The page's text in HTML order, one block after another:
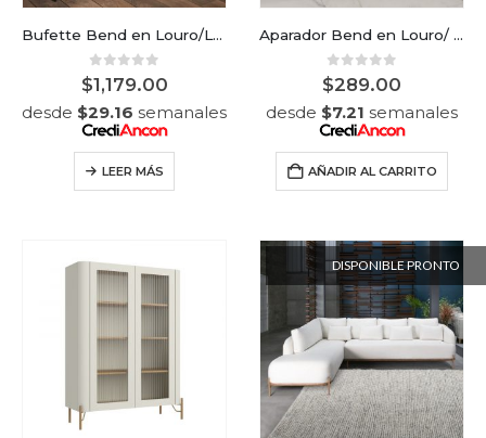
Bufette Bend en Louro/Luna puertas mimbre
0out of 5
$1,179.00
desde $29.16 semanales
LEER MÁS
Aparador Bend en Louro/ Luna
0out of 5
$289.00
desde $7.21 semanales
AÑADIR AL CARRITO
DISPONIBLE PRONTO